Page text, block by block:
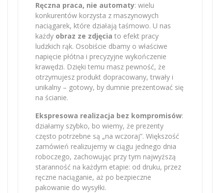
Ręczna praca, nie automaty: wielu
konkurentów korzysta z maszynowych
naciągarek, które działają taśmowo. U nas
każdy obraz ze zdjęcia to efekt pracy
ludzkich rąk. Osobiście dbamy o właściwe
napięcie płótna i precyzyjne wykończenie
krawędzi. Dzięki temu masz pewność, że
otrzymujesz produkt dopracowany, trwały i
unikalny – gotowy, by dumnie prezentować się
na ścianie.
Ekspresowa realizacja bez kompromisów:
działamy szybko, bo wiemy, że prezenty
często potrzebne są „na wczoraj”. Większość
zamówień realizujemy w ciągu jednego dnia
roboczego, zachowując przy tym najwyższą
staranność na każdym etapie: od druku, przez
ręczne naciąganie, aż po bezpieczne
pakowanie do wysyłki.